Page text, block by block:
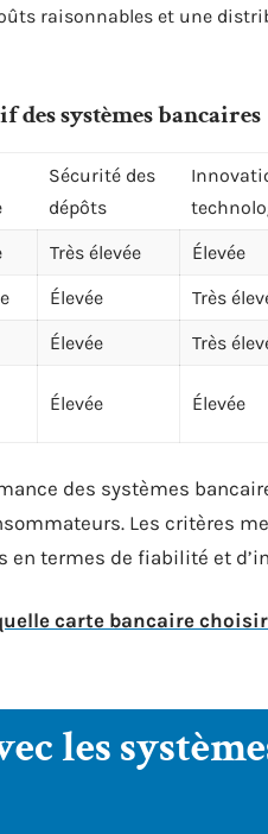
raisonnables et une
des systèmes bancaires
Sécurité des
dépôts
Très élevée Élevée
Élevée Très
Élevée Très
Élevée Élevée
des systèmes
Les critères
en termes de fiabilité et
carte bancaire
les